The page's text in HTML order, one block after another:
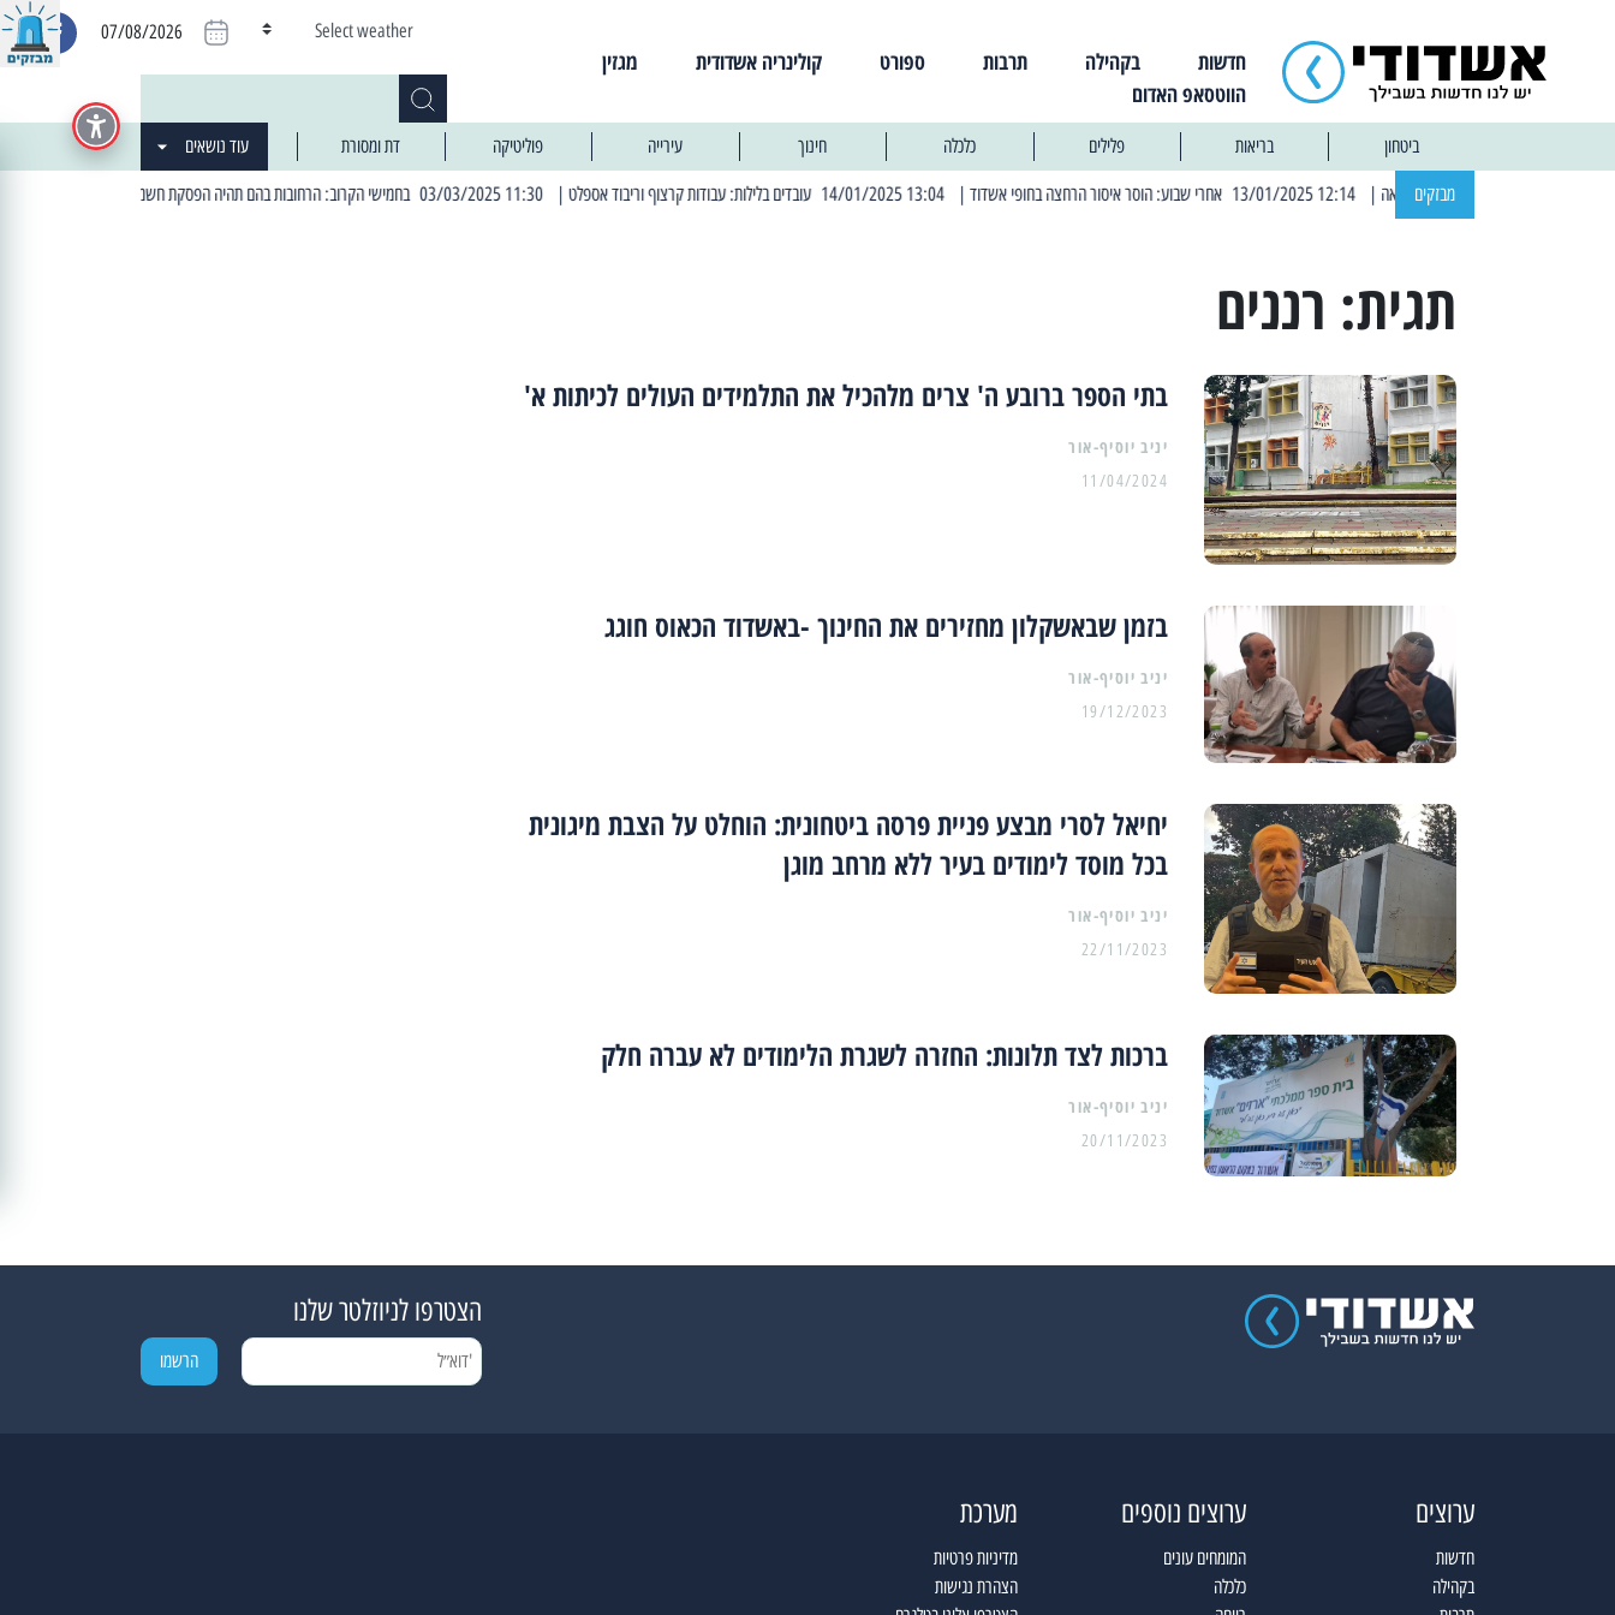
חדשות בקהילה תרבות ספורט קולינריה אשדודית
מגזין
הווטסאפ האדום
Select weather
07/08/2026
ביטחון בריאות פלילים כלכלה חינוך עירייה פוליטיקה דת ומסורת עוד נושאים
מבזקים | 12:14 13/01/2025 אחרי שבוע: הוסר איסור הרחצה בחופי אשדוד | 13:04 14/01/2025 עובדים בלילות: עבודות קרצוף וריבוד אספלט | 11:30 03/03/2025 בחמישי הקרוב: הרחובות בהם תהיה הפסקת חשמל יזומה
תגית: רננים
בתי הספר ברובע ה' צרים מלהכיל את התלמידים העולים לכיתות א'
יניב יוסיף-אור
11/04/2024
בזמן שבאשקלון מחזירים את החינוך -באשדוד הכאוס חוגג
יניב יוסיף-אור
19/12/2023
יחיאל לסרי מבצע פניית פרסה ביטחונית: הוחלט על הצבת מיגונית
בכל מוסד לימודים בעיר ללא מרחב מוגן
יניב יוסיף-אור
22/11/2023
ברכות לצד תלונות: החזרה לשגרת הלימודים לא עברה חלק
יניב יוסיף-אור
20/11/2023
הצטרפו לניוזלטר שלנו
ערוצים
חדשות
בקהילה
ערוצים נוספים
המומחים עונים
כלכלה
מערכת
מדיניות פרטיות
הצהרת נגישות